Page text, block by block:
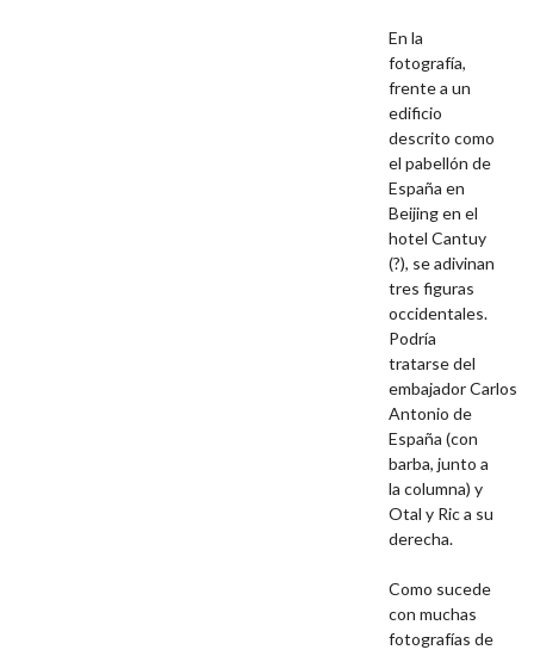
En la
fotografía,
frente a un
edificio
descrito como
el pabellón de
España en
Beijing en el
hotel Cantuy
(?), se adivinan
tres figuras
occidentales.
Podría
tratarse del
embajador Carlos
Antonio de
España (con
barba, junto a
la columna) y
Otal y Ric a su
derecha.
Como sucede
con muchas
fotografías de